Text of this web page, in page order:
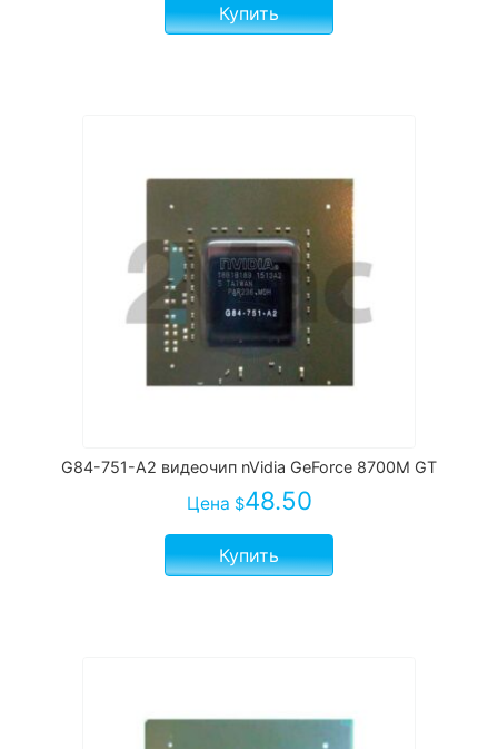
Купить
G84-751-A2 видеочип nVidia GeForce 8700M GT
Цена $48.50
Купить